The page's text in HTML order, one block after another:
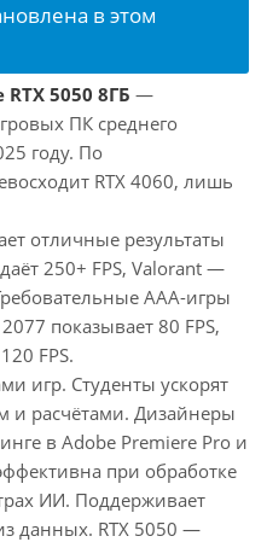
в этом
5050 8ГБ —
ПК среднего
году. По
RTX 4060, лишь
отличные результаты
250+ FPS, Valorant —
AAA-игры
показывает 80 FPS,
FPS.
игр. Студенты ускорят
и расчётами. Дизайнеры
в Adobe Premiere Pro и
при обработке
ИИ. Поддерживает
данных. RTX 5050 —